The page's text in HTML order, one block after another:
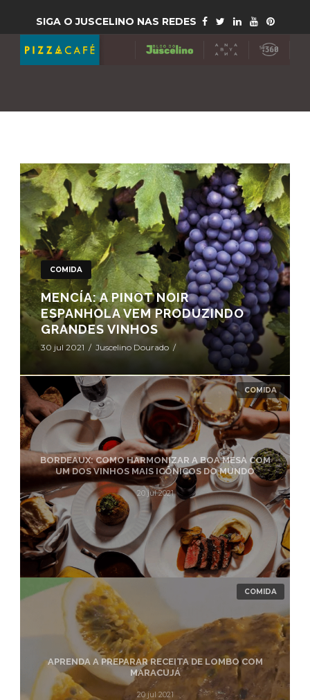
SIGA O JUSCELINO NAS REDES
COMIDA
MENCÍA: A PINOT NOIR
ESPANHOLA VEM PRODUZINDO
GRANDES VINHOS
30 jul 2021 / Juscelino Dourado /
RECEITA NOSSO CAMPO: APRENDA A PREPARAR
ESCONDIDINHO DE COSTELA COM ABÓBORA
CABOTIÃ
22 jul 2021
COMIDA
BORDEAUX: COMO HARMONIZAR A BOA MESA COM
UM DOS VINHOS MAIS ICÔNICOS DO MUNDO
20 jul 2021
COMIDA
APRENDA A PREPARAR RECEITA DE LOMBO COM
MARACUJÁ
20 jul 2021
COMIDA